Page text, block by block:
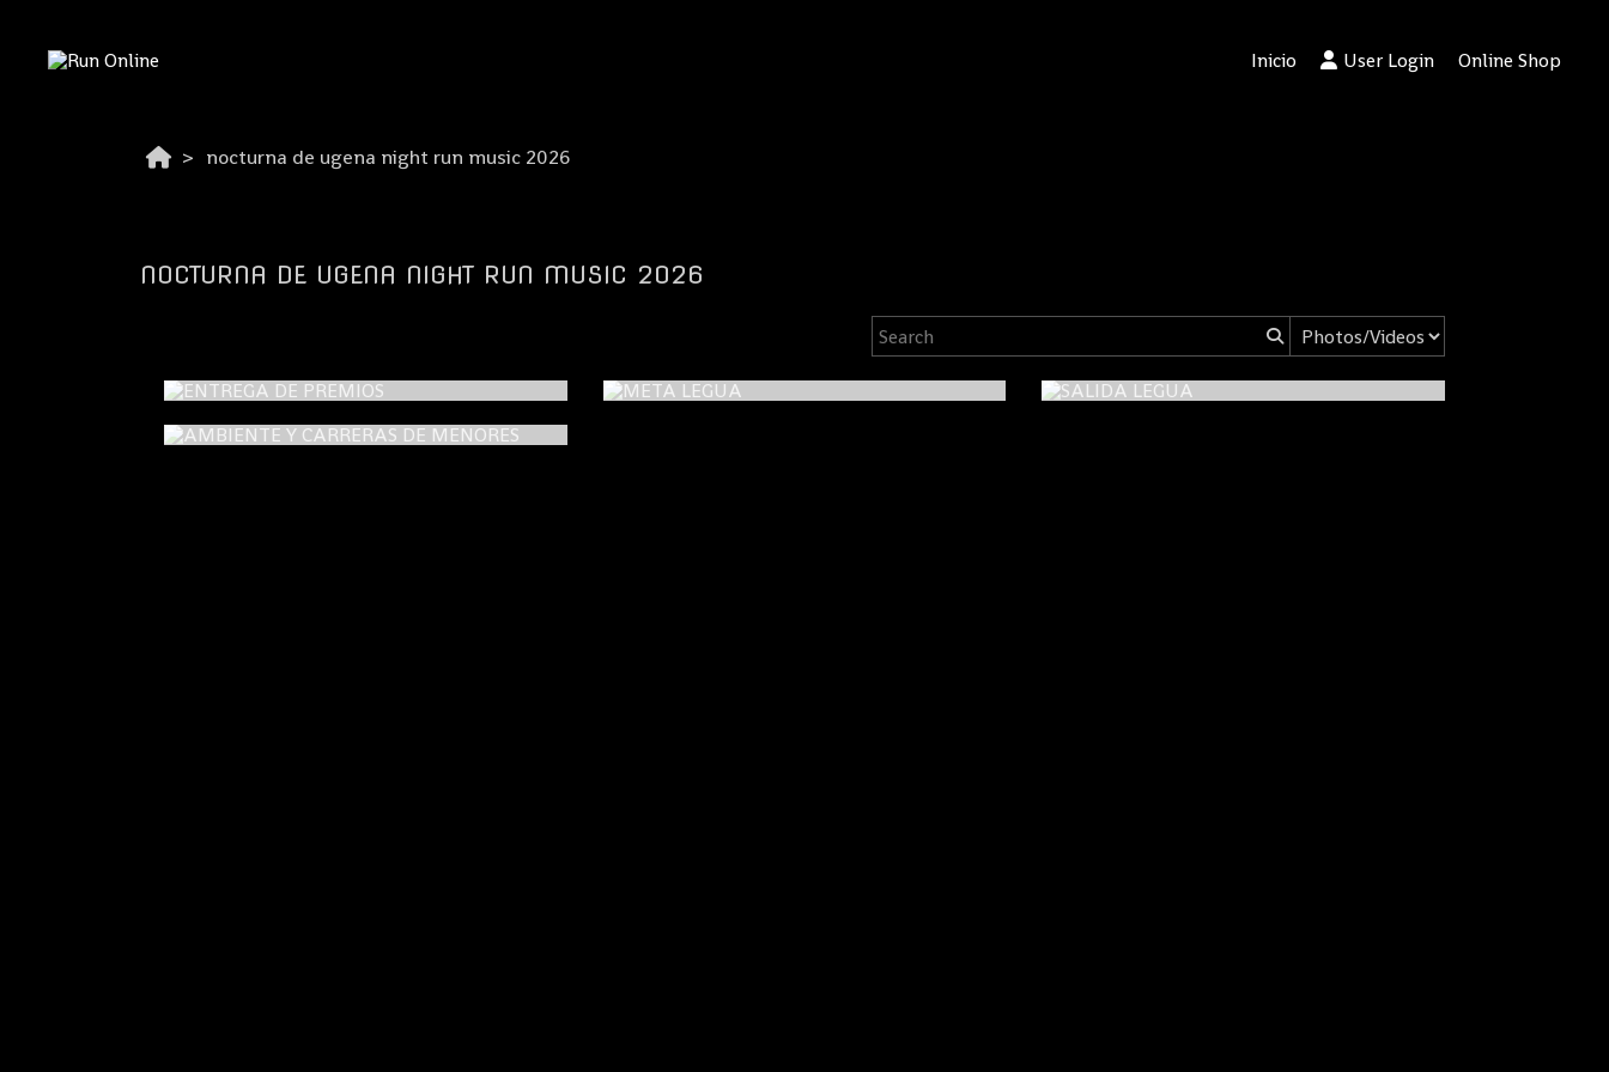
Inicio User Login Online Shop
nocturna de ugena night run music 2026
NOCTURNA DE UGENA NIGHT RUN MUSIC 2026
SALIDA LEGUA
AMBIENTE Y CARRERAS DE MENORES